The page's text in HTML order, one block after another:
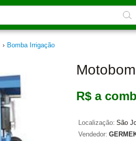
› Bomba Irrigação
R$ a
Localização: São
Vendedor: